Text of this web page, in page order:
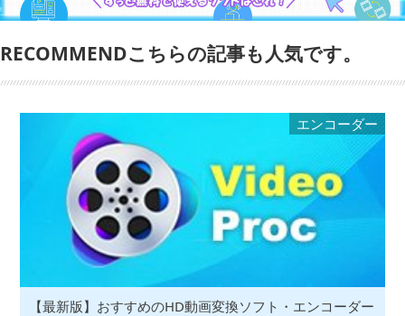
RECOMMENDこちらの記事も人気です。
エンコーダー
【最新版】おすすめのHD動画変換ソフト・エンコーダー